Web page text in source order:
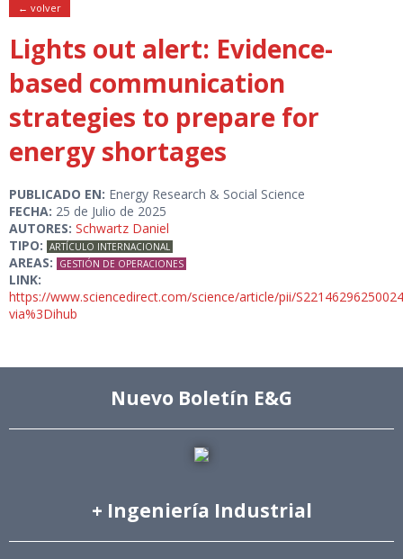
← volver
Lights out alert: Evidence-
based communication
strategies to prepare for
energy shortages
PUBLICADO EN: Energy Research & Social Science
FECHA: 25 de Julio de 2025
AUTORES: Schwartz Daniel
TIPO: ARTÍCULO INTERNACIONAL
AREAS: GESTIÓN DE OPERACIONES
LINK:
https://www.sciencedirect.com/science/article/pii/
via%3Dihub
Nuevo Boletín E&G
+ Ingeniería Industrial